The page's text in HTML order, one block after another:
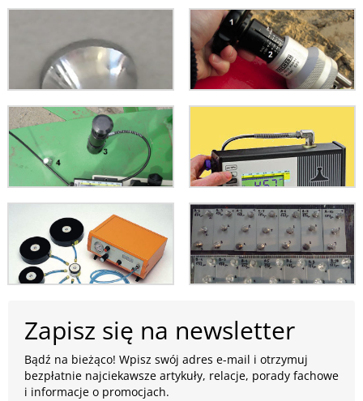
Zapisz się na newsletter
Bądź na bieżąco! Wpisz swój adres e-mail i otrzymuj
bezpłatnie najciekawsze artykuły, relacje, porady fachowe
i informacje o promocjach.